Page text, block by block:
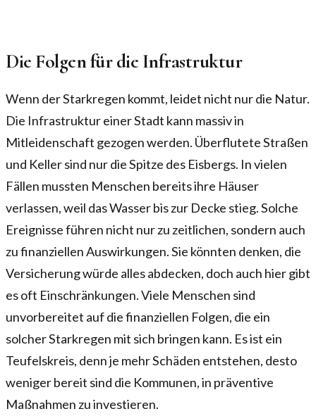
Die Folgen für die Infrastruktur
Wenn der Starkregen kommt, leidet nicht nur die Natur.
Die Infrastruktur einer Stadt kann massiv in
Mitleidenschaft gezogen werden. Überflutete Straßen
und Keller sind nur die Spitze des Eisbergs. In vielen
Fällen mussten Menschen bereits ihre Häuser
verlassen, weil das Wasser bis zur Decke stieg. Solche
Ereignisse führen nicht nur zu zeitlichen, sondern auch
zu finanziellen Auswirkungen. Sie könnten denken, die
Versicherung würde alles abdecken, doch auch hier gibt
es oft Einschränkungen. Viele Menschen sind
unvorbereitet auf die finanziellen Folgen, die ein
solcher Starkregen mit sich bringen kann. Es ist ein
Teufelskreis, denn je mehr Schäden entstehen, desto
weniger bereit sind die Kommunen, in präventive
Maßnahmen zu investieren.